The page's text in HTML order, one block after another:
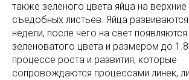
также зеленого цвета яйца на верхние
съедобных листьев. Яйца развиваются
недели, после чего на свет появляются
зеленоватого цвета и размером до
процессе роста и развития, которые
сопровождаются процессами линек,